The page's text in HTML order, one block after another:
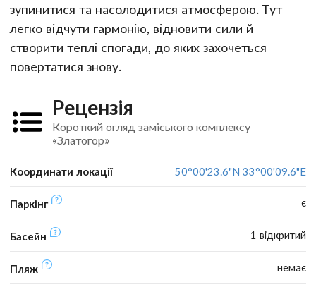
зупинитися та насолодитися атмосферою. Тут
легко відчути гармонію, відновити сили й
створити теплі спогади, до яких захочеться
повертатися знову.
Рецензія
Короткий огляд заміського комплексу
«Златогор»
Координати локації 50°00'23.6"N 33°00'09.6"E
Паркінг є
Басейн 1 відкритий
Пляж немає